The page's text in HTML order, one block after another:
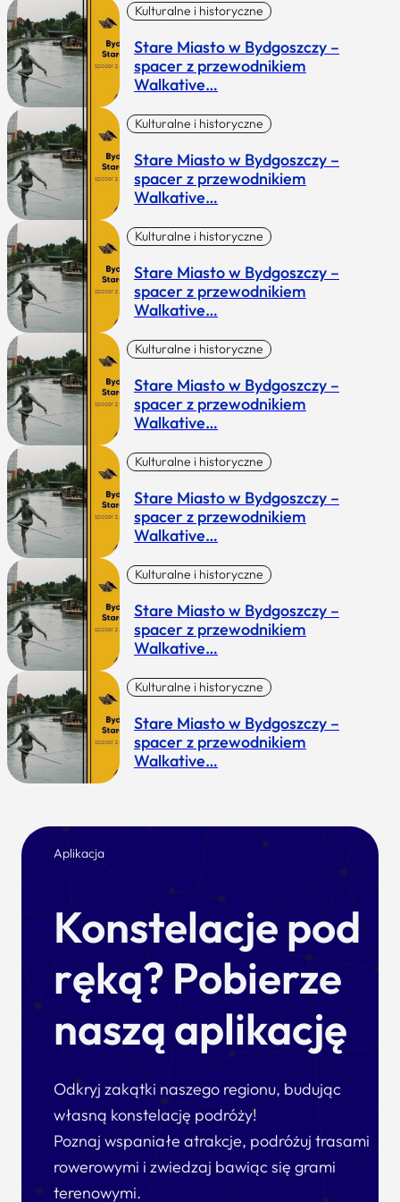
Kulturalne i historyczne
Stare Miasto w Bydgoszczy –
spacer z przewodnikiem
Walkative…
Kulturalne i historyczne
Stare Miasto w Bydgoszczy –
spacer z przewodnikiem
Walkative…
Kulturalne i historyczne
Stare Miasto w Bydgoszczy –
spacer z przewodnikiem
Walkative…
Kulturalne i historyczne
Stare Miasto w Bydgoszczy –
spacer z przewodnikiem
Walkative…
Kulturalne i historyczne
Stare Miasto w Bydgoszczy –
spacer z przewodnikiem
Walkative…
Kulturalne i historyczne
Stare Miasto w Bydgoszczy –
spacer z przewodnikiem
Walkative…
Kulturalne i historyczne
Stare Miasto w Bydgoszczy –
spacer z przewodnikiem
Walkative…
Aplikacja
Konstelacje pod
ręką? Pobierze
naszą aplikację
Odkryj zakątki naszego regionu, budując
własną konstelację podróży!
Poznaj wspaniałe atrakcje, podróżuj trasami
rowerowymi i zwiedzaj bawiąc się grami
terenowymi.